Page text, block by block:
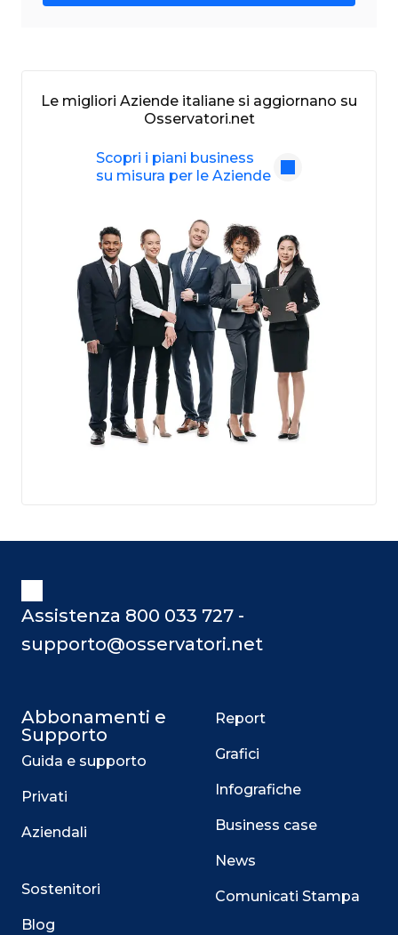
Le migliori Aziende italiane si aggiornano su
Osservatori.net
Scopri i piani business
su misura per le Aziende
Assistenza 800 033 727 -
supporto@osservatori.net
Abbonamenti e
Supporto
Guida e supporto
Privati
Aziendali
Sostenitori
Blog
Report
Grafici
Infografiche
Business case
News
Comunicati Stampa